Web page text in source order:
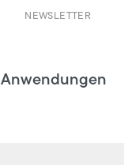
NEWSLETTER
Anwendungen